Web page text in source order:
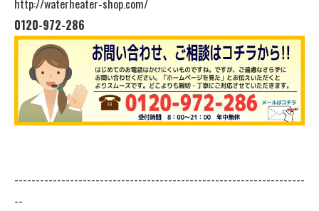
http://waterheater-shop.com/
0120-972-286
--------------------------------------------------------------------
--